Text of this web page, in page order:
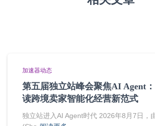
加速器动态
第五届独立站峰会聚焦AI Agent
读跨境卖家智能化经营新范式
独立站进入AI Agent时代 2026年8月7日，